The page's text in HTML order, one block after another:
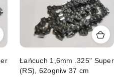
Łańcuch 1,6mm .325" Super
(RS), 62ogniw 37 cm